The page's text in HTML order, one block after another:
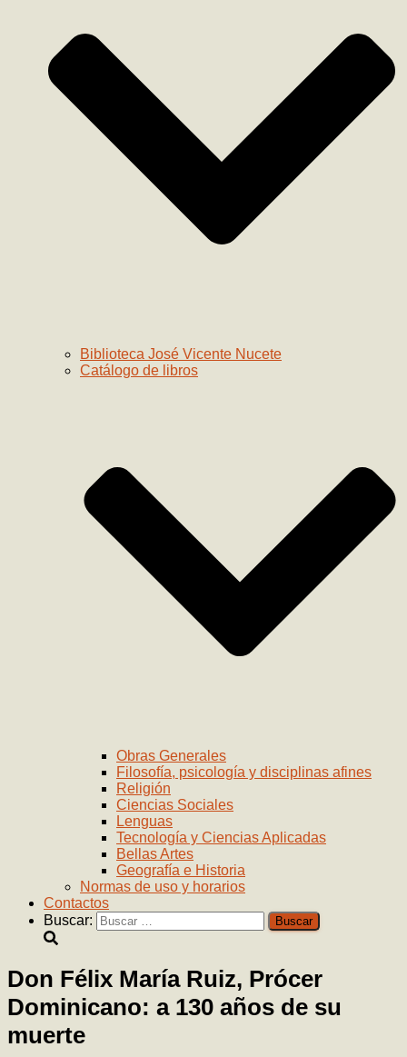
Biblioteca José Vicente Nucete
Catálogo de libros
Obras Generales
Filosofía, psicología y disciplinas afines
Religión
Ciencias Sociales
Lenguas
Tecnología y Ciencias Aplicadas
Bellas Artes
Geografía e Historia
Normas de uso y horarios
Contactos
Buscar:
Don Félix María Ruiz, Prócer
Dominicano: a 130 años de su
muerte